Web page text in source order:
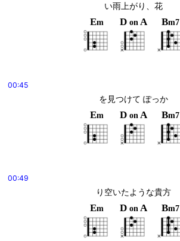
い雨上がり、花
Em D on A Bm7
00:45
を見つけて ぽっか
Em D on A Bm7
00:49
り空いたような貴方
Em D on A Bm7